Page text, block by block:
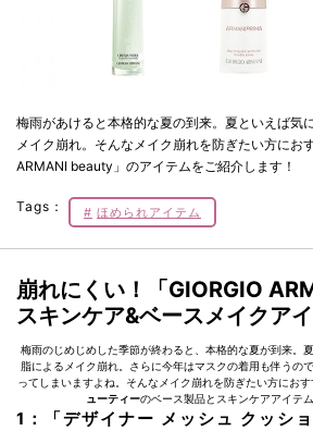
梅雨があけると本格的な夏の到来。夏といえば気
メイク崩れ。そんなメイク崩れを防ぎたい方にお
ARMANI beauty」のアイテムをご紹介します！
Tags： ほめられアイテム
崩れにくい！「GIORGIO
スキンケア&ベースメイクア
梅雨のじめじめした季節が終わると、本格的な夏が到来。
脂によるメイク崩れ。さらに今年はマスクの着用も伴うの
ってしまいますよね。そんなメイク崩れを防ぎたい方におす
ューティーのベース製品とスキンケアアイテ
1：「デザイナー メッシュ クッシ